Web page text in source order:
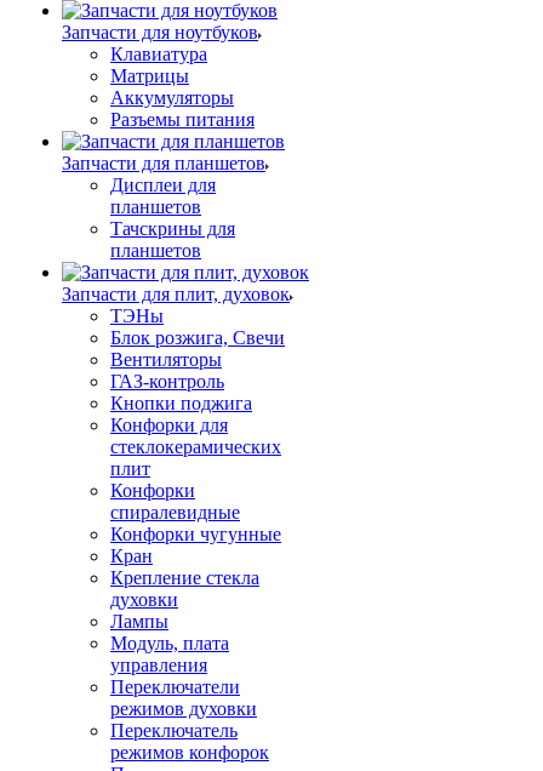
Запчасти для ноутбуков
Клавиатура
Матрицы
Аккумуляторы
Разъемы питания
Запчасти для планшетов
Дисплеи для
планшетов
Тачскрины для
планшетов
Запчасти для плит, духовок
ТЭНы
Блок розжига, Свечи
Вентиляторы
ГАЗ-контроль
Кнопки поджига
Конфорки для
стеклокерамических
плит
Конфорки
спиралевидные
Конфорки чугунные
Кран
Крепление стекла
духовки
Лампы
Модуль, плата
управления
Переключатели
режимов духовки
Переключатель
режимов конфорок